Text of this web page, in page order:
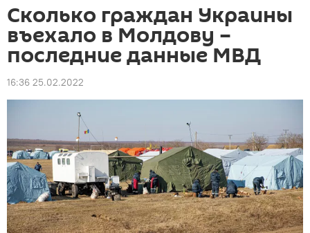
Сколько граждан Украины
въехало в Молдову –
последние данные МВД
16:36 25.02.2022